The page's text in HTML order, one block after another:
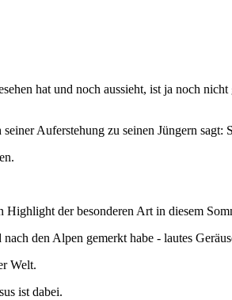
hat und noch aussieht, ist ja noch
Auferstehung zu seinen Jüngern
Highlight der besonderen Art in diesem
den Alpen gemerkt habe - lautes
Welt.
ist dabei.